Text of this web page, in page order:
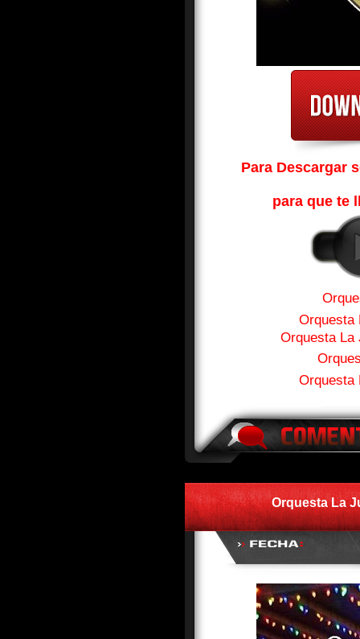
Para Descargar
para que te
Orquesta
Orquesta La
Orquesta
Orquesta La